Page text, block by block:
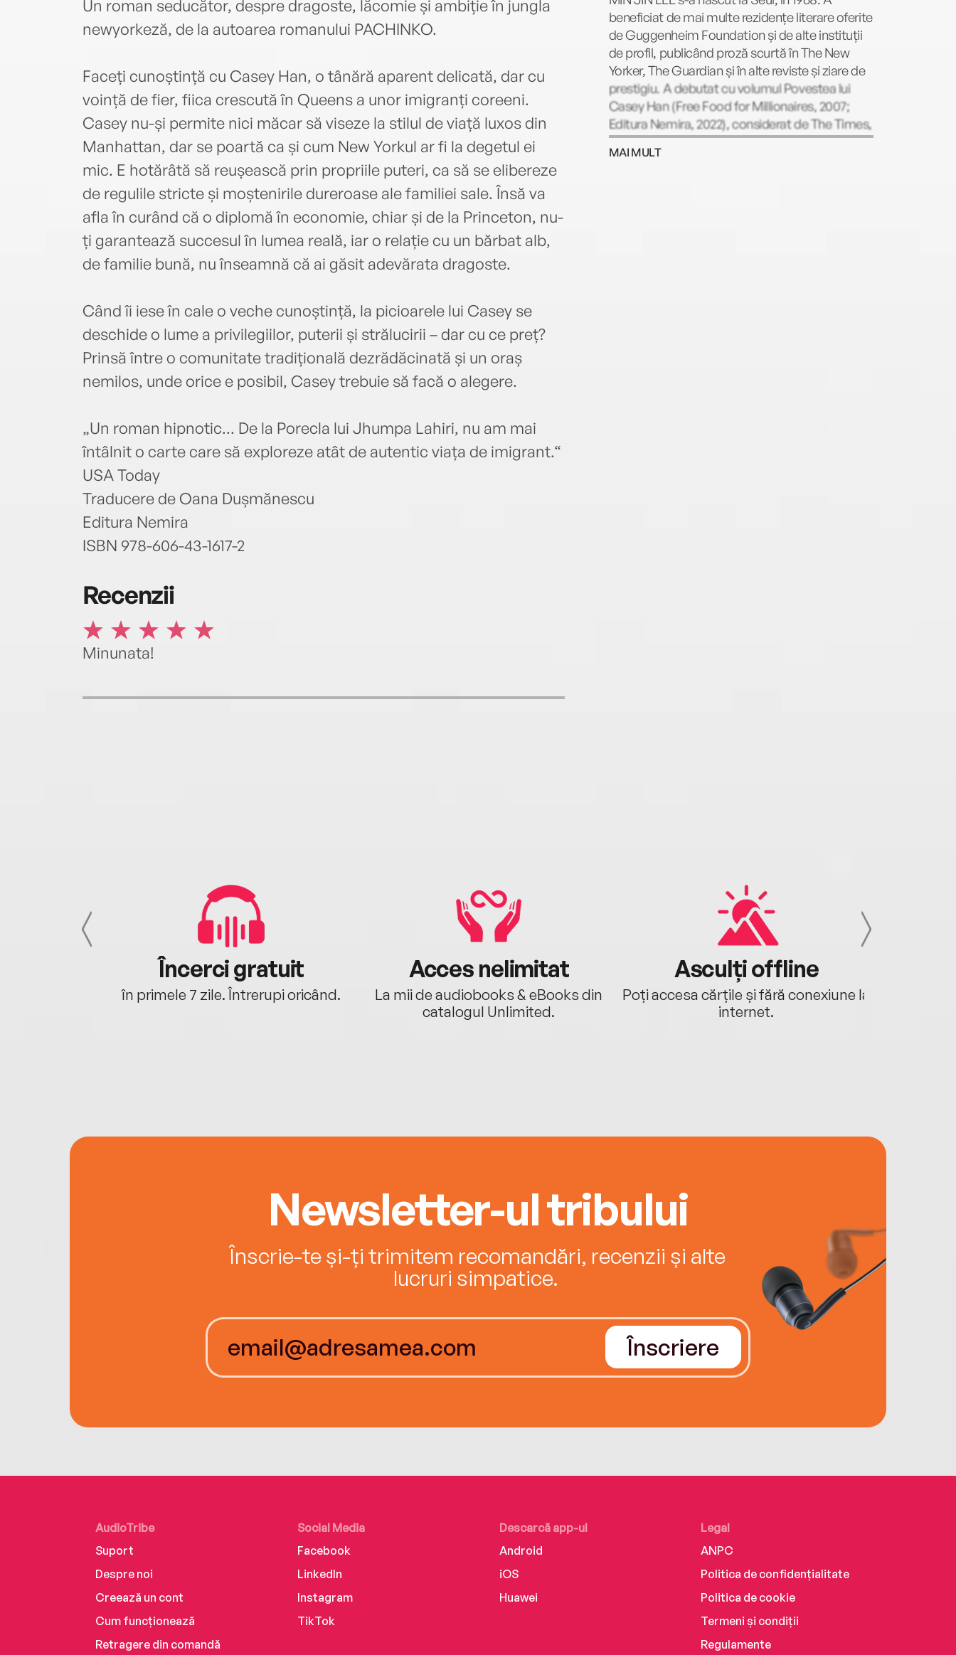
Un roman seducător, despre dragoste, lăcomie și ambiție în jungla
newyorkeză, de la autoarea romanului PACHINKO.
Faceți cunoștință cu Casey Han, o tânără aparent delicată, dar cu
voință de fier, fiica crescută în Queens a unor imigranți coreeni.
Casey nu-și permite nici măcar să viseze la stilul de viață luxos din
Manhattan, dar se poartă ca și cum New Yorkul ar fi la degetul ei
mic. E hotărâtă să reușească prin propriile puteri, ca să se elibereze
de regulile stricte și moștenirile dureroase ale familiei sale. Însă va
afla în curând că o diplomă în economie, chiar și de la Princeton, nu-
ți garantează succesul în lumea reală, iar o relație cu un bărbat alb,
de familie bună, nu înseamnă că ai găsit adevărata dragoste.
Când îi iese în cale o veche cunoștință, la picioarele lui Casey se
deschide o lume a privilegiilor, puterii și strălucirii – dar cu ce preț?
Prinsă între o comunitate tradițională dezrădăcinată și un oraș
nemilos, unde orice e posibil, Casey trebuie să facă o alegere.
„Un roman hipnotic... De la Porecla lui Jhumpa Lahiri, nu am mai
întâlnit o carte care să exploreze atât de autentic viața de imigrant.“
USA Today
Traducere de Oana Dușmănescu
Editura Nemira
ISBN 978-606-43-1617-2
Recenzii
Minunata!
beneficiat de mai multe rezidențe literare oferite
de Guggenheim Foundation și de alte instituții
de profil, publicând proză scurtă în The New
Yorker, The Guardian și în alte reviste și ziare de
prestigiu. A debutat cu volumul Povestea lui
Casey Han (Free Food for Millionaires, 2007;
Editura Nemira, 2022), considerat de The Times,
USA Today, San Francisco Chronicle și The New
York Times unul dintre cele mai bune romane ale
MAI MULT
Încerci gratuit
în primele 7 zile. Întrerupi oricând.
Acces nelimitat
La mii de audiobooks & eBooks din
catalogul Unlimited.
Asculți offline
Poți accesa cărțile și fără conexiune la
internet.
Newsletter-ul tribului
Înscrie-te și-ți trimitem recomandări, recenzii și alte
lucruri simpatice.
Înscriere
AudioTribe
Suport
Despre noi
Creează un cont
Cum funcționează
Retragere din comandă
Social Media
Facebook
LinkedIn
Instagram
TikTok
Descarcă app-ul
Android
iOS
Huawei
Legal
ANPC
Politica de confidențialitate
Politica de cookie
Termeni și condiții
Regulamente